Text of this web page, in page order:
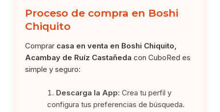
Proceso de compra en Boshi
Chiquito
Comprar casa en venta en Boshi Chiquito,
Acambay de Ruíz Castañeda con CuboRed es
simple y seguro:
Descarga la App: Crea tu perfil y
configura tus preferencias de búsqueda.